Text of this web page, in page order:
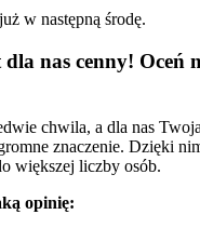
w następną środę.
dla nas cenny! Oceń
chwila, a dla nas
znaczenie. Dzięki
większej liczby osób.
opinię: